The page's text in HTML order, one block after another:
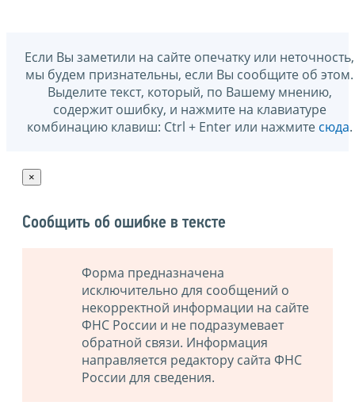
Если Вы заметили на сайте опечатку или неточность,
мы будем признательны, если Вы сообщите об этом.
Выделите текст, который, по Вашему мнению,
содержит ошибку, и нажмите на клавиатуре
комбинацию клавиш: Ctrl + Enter или нажмите сюда.
×
Сообщить об ошибке в тексте
Форма предназначена
исключительно для сообщений о
некорректной информации на сайте
ФНС России и не подразумевает
обратной связи. Информация
направляется редактору сайта ФНС
России для сведения.